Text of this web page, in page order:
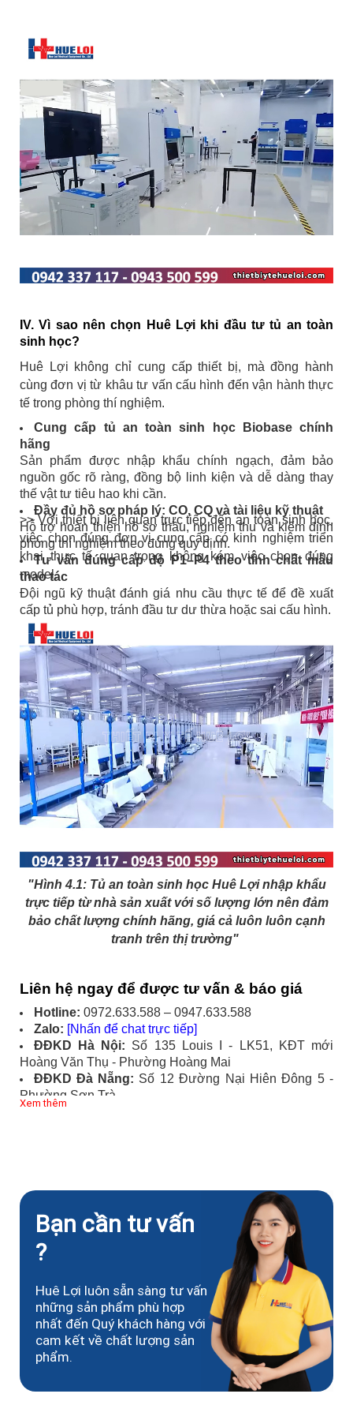
IV. Vì sao nên chọn Huê Lợi khi đầu tư tủ an toàn
sinh học?
Huê Lợi không chỉ cung cấp thiết bị, mà đồng hành
cùng đơn vị từ khâu tư vấn cấu hình đến vận hành thực
tế trong phòng thí nghiệm.
Cung cấp tủ an toàn sinh học Biobase chính
hãng
Sản phẩm được nhập khẩu chính ngạch, đảm bảo
nguồn gốc rõ ràng, đồng bộ linh kiện và dễ dàng thay
thế vật tư tiêu hao khi cần.
Đầy đủ hồ sơ pháp lý: CO, CQ và tài liệu kỹ thuật
Hỗ trợ hoàn thiện hồ sơ thầu, nghiệm thu và kiểm định
phòng thí nghiệm theo đúng quy định.
Tư vấn đúng cấp độ P1–P4 theo tính chất mẫu
thao tác
Đội ngũ kỹ thuật đánh giá nhu cầu thực tế để đề xuất
cấp tủ phù hợp, tránh đầu tư dư thừa hoặc sai cấu hình.
Hỗ trợ khảo sát mặt bằng và lắp đặt đúng kỹ thuật
Đặc biệt với tủ B2 yêu cầu hệ thống ống xả, Huê Lợi tư
vấn trước khi lắp đặt nhằm hạn chế phát sinh chi phí cải
tạo.
Hướng dẫn vận hành và thay màng lọc định kỳ
Bàn giao kèm đào tạo sử dụng, nhắc lịch bảo trì, đảm
bảo tủ luôn đạt hiệu suất an toàn theo tiêu chuẩn.
>> Với thiết bị liên quan trực tiếp đến an toàn sinh học,
việc chọn đúng đơn vị cung cấp có kinh nghiệm triển
khai thực tế quan trọng không kém việc chọn đúng
model.
"Hình 4.1: Tủ an toàn sinh học Huê Lợi nhập khẩu
trực tiếp từ nhà sản xuất với số lượng lớn nên đảm
bảo chất lượng chính hãng, giá cả luôn luôn cạnh
tranh trên thị trường"
Liên hệ ngay để được tư vấn & báo giá
Hotline: 0972.633.588 – 0947.633.588
Zalo: [Nhấn để chat trực tiếp]
ĐĐKD Hà Nội: Số 135 Louis I - LK51, KĐT mới
Hoàng Văn Thụ - Phường Hoàng Mai
ĐĐKD Đà Nẵng: Số 12 Đường Nại Hiên Đông 5 -
Phường Sơn Trà
Xem thêm
Bạn cần tư vấn
?
Huê Lợi luôn sẵn sàng tư vấn
những sản phẩm phù hợp
nhất đến Quý khách hàng với
cam kết về chất lượng sản
phẩm.